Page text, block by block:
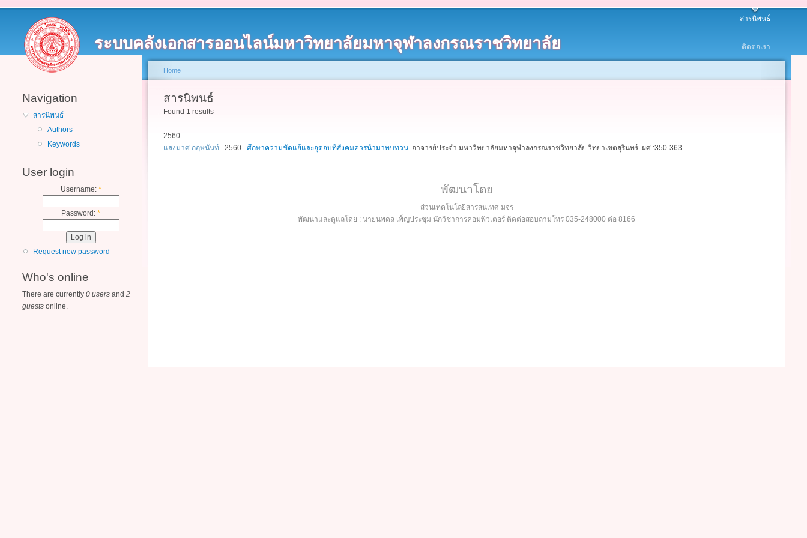
ระบบคลังเอกสารออนไลน์มหาวิทยาลัยมหาจุฬาลงกรณราชวิทยาลัย
สารนิพนธ์
ติดต่อเรา
Navigation
สารนิพนธ์
Authors
Keywords
User login
Username: *
Password: *
Request new password
Who's online
There are currently 0 users and 2
guests online.
Home
สารนิพนธ์
Found 1 results
2560
แสงมาศ กฤษนันท์. 2560. ศึกษาความขัดแย้และจุดจบที่สังคมควรนำมาทบทวน. อาจารย์ประจำ มหาวิทยาลัยมหาจุฬาลงกรณราชวิทยาลัย วิทยาเขตสุรินทร์. ผศ.:350-363.
พัฒนาโดย
ส่วนเทคโนโลยีสารสนเทศ มจร
พัฒนาและดูแลโดย : นายนพดล เพ็ญประชุม นักวิชาการคอมพิวเตอร์ ติดต่อสอบถามโทร 035-248000 ต่อ 8166